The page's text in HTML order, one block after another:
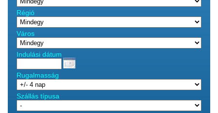
Régió
Város
Indulási dátum
Rugalmasság
Szállás típusa